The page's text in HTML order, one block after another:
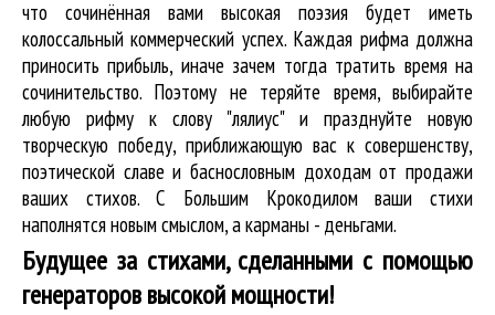
что сочинённая вами высокая поэзия будет иметь
колоссальный коммерческий успех. Каждая рифма должна
приносить прибыль, иначе зачем тогда тратить время на
сочинительство. Поэтому не теряйте время, выбирайте
любую рифму к слову "лялиус" и празднуйте новую
творческую победу, приближающую вас к совершенству,
поэтической славе и баснословным доходам от продажи
ваших стихов. С Большим Крокодилом ваши стихи
наполнятся новым смыслом, а карманы - деньгами.
Будущее за стихами, сделанными с помощью
генераторов высокой мощности!